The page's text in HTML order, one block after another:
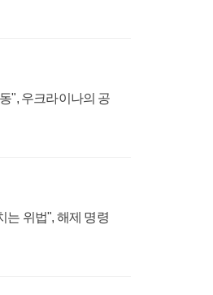
", 우크라이나의 공
는 위법", 해제 명령